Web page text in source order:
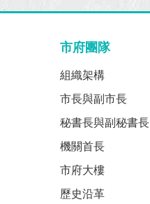
市府團隊
組織架構
市長與副市長
秘書長與副秘書長
機關首長
市府大樓
歷史沿革